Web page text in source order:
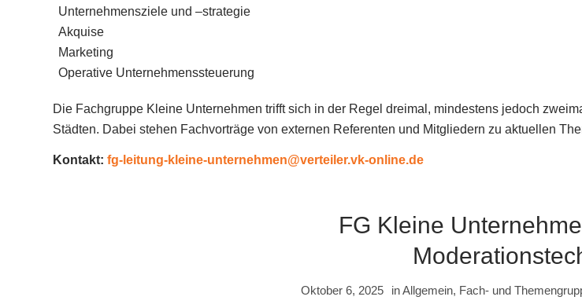
Unternehmensziele und –strategie
Akquise
Marketing
Operative Unternehmenssteuerung
Die Fachgruppe Kleine Unternehmen trifft sich in der Regel dreimal, mindestens jedoch
Städten. Dabei stehen Fachvorträge von externen Referenten und Mitgliedern zu aktuellen
Kontakt: fg-leitung-kleine-unternehmen@verteiler.vk-online.de
FG Kleine
Oktober 6, 2025 inAllgemein, Fach- und